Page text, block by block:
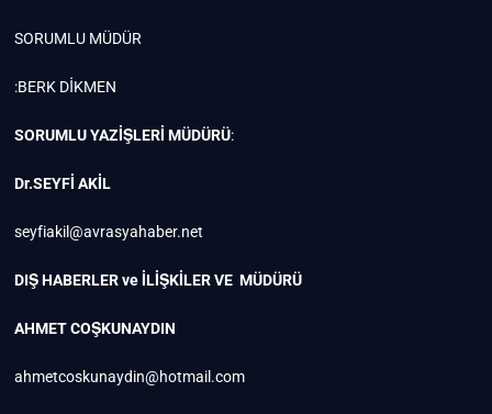
SORUMLU MÜDÜR
:BERK DİKMEN
SORUMLU YAZİŞLERİ MÜDÜRÜ:
Dr.SEYFİ AKİL
seyfiakil@avrasyahaber.net
DIŞ HABERLER ve İLİŞKİLER VE MÜDÜRÜ
AHMET COŞKUNAYDIN
ahmetcoskunaydin@hotmail.com